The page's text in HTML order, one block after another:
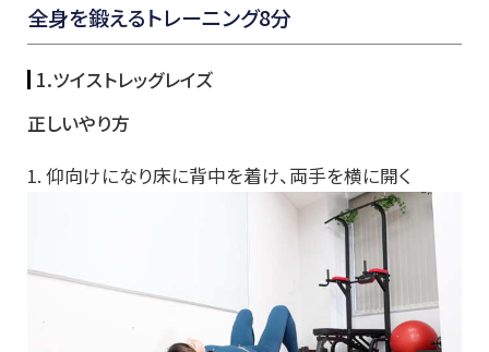
全身を鍛えるトレーニング8分
1.ツイストレッグレイズ
正しいやり方
1. 仰向けになり床に背中を着け、両手を横に開く